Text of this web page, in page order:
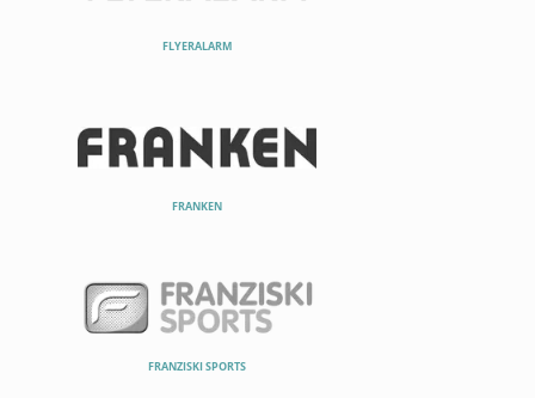
FLYERALARM
FRANKEN
FRANZISKI SPORTS